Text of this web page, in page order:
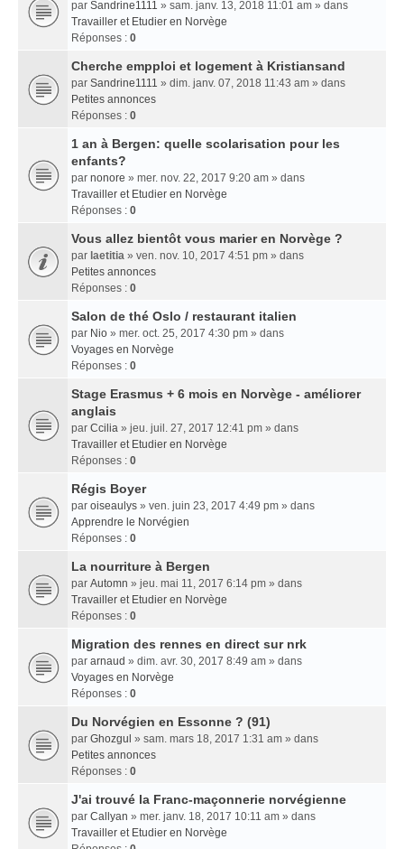
par Sandrine1111 » sam. janv. 13, 2018 11:01 am » dans
Travailler et Etudier en Norvège
Réponses : 0
Cherche empploi et logement à Kristiansand
par Sandrine1111 » dim. janv. 07, 2018 11:43 am » dans
Petites annonces
Réponses : 0
1 an à Bergen: quelle scolarisation pour les
enfants?
par nonore » mer. nov. 22, 2017 9:20 am » dans
Travailler et Etudier en Norvège
Réponses : 0
Vous allez bientôt vous marier en Norvège ?
par laetitia » ven. nov. 10, 2017 4:51 pm » dans
Petites annonces
Réponses : 0
Salon de thé Oslo / restaurant italien
par Nio » mer. oct. 25, 2017 4:30 pm » dans
Voyages en Norvège
Réponses : 0
Stage Erasmus + 6 mois en Norvège - améliorer
anglais
par Ccilia » jeu. juil. 27, 2017 12:41 pm » dans
Travailler et Etudier en Norvège
Réponses : 0
Régis Boyer
par oiseaulys » ven. juin 23, 2017 4:49 pm » dans
Apprendre le Norvégien
Réponses : 0
La nourriture à Bergen
par Automn » jeu. mai 11, 2017 6:14 pm » dans
Travailler et Etudier en Norvège
Réponses : 0
Migration des rennes en direct sur nrk
par arnaud » dim. avr. 30, 2017 8:49 am » dans
Voyages en Norvège
Réponses : 0
Du Norvégien en Essonne ? (91)
par Ghozgul » sam. mars 18, 2017 1:31 am » dans
Petites annonces
Réponses : 0
J'ai trouvé la Franc-maçonnerie norvégienne
par Callyan » mer. janv. 18, 2017 10:11 am » dans
Travailler et Etudier en Norvège